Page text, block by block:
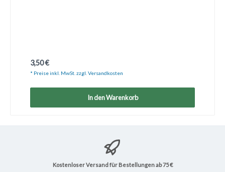
Regulärer Preis:
3,50 €
* Preise inkl. MwSt. zzgl. Versandkosten
In den Warenkorb
Kostenloser Versand für Bestellungen ab 75 €